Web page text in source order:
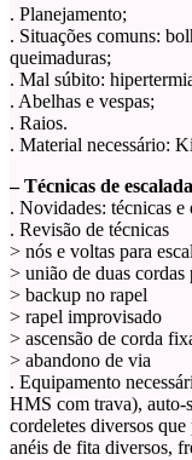
. Planejamento;
. Situações comuns:
queimaduras;
. Mal súbito:
. Abelhas e vespas;
. Raios.
. Material necessário:
– Técnicas de escalada
. Novidades: técnicas e
. Revisão de técnicas
> nós e voltas para
> união de duas cordas
> backup no rapel
> rapel improvisado
> ascensão de corda
> abandono de via
. Equipamento
HMS com trava), auto-
cordeletes diversos
anéis de fita diversos,